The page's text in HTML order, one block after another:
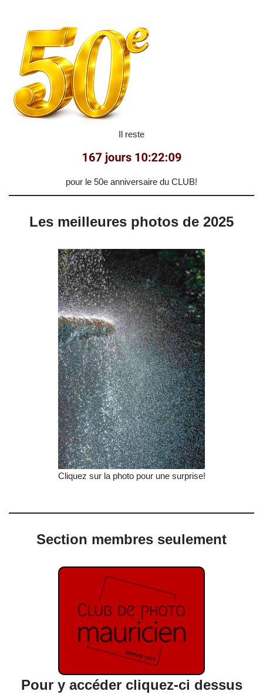
Il reste
pour le 50e anniversaire du CLUB!
Les meilleures photos de 2025
Cliquez sur la photo pour une surprise!
Section membres seulement
Pour y accéder cliquez-ci dessus